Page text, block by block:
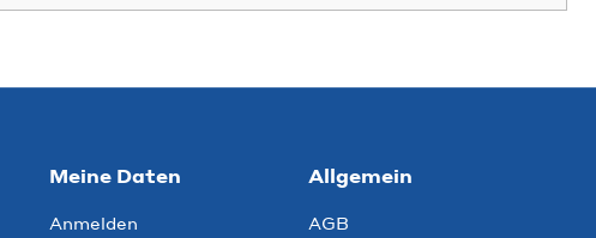
Meine Daten
Anmelden
Allgemein
AGB